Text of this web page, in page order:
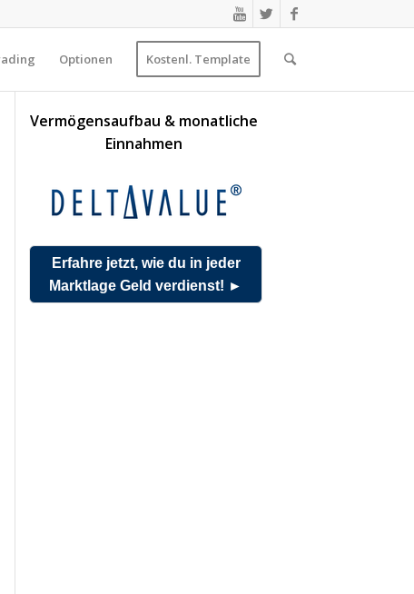
Optionen Kostenl. Template
Vermögensaufbau & monatliche
Einnahmen
Erfahre jetzt, wie du in jeder
Marktlage Geld verdienst! ►